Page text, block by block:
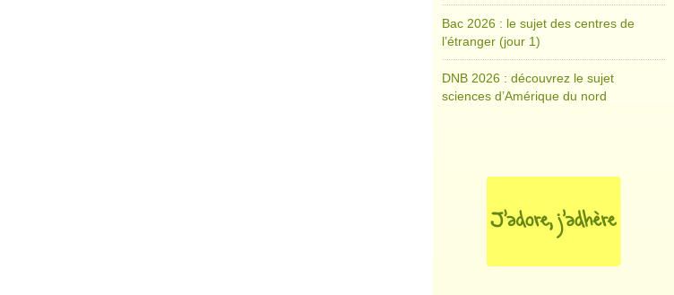
Bac 2026 : le sujet des centres de
l’étranger (jour 1)
DNB 2026 : découvrez le sujet
sciences d’Amérique du nord